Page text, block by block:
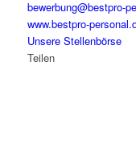
bewerbung@bestpro-
www.bestpro-
Unsere Stellenbörse
Teilen